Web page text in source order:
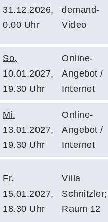
31.12.2026,
0.00 Uhr
demand-
Video
So.
10.01.2027,
19.30 Uhr
Online-
Angebot /
Internet
Mi.
13.01.2027,
19.30 Uhr
Online-
Angebot /
Internet
Fr.
15.01.2027,
18.30 Uhr
Villa
Schnitzler;
Raum 12